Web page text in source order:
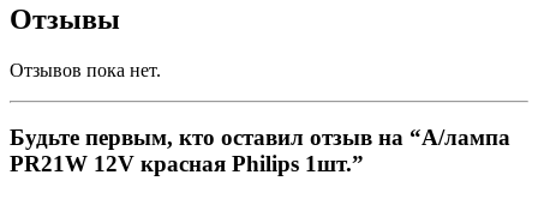
Отзывы
Отзывов пока нет.
Будьте первым, кто оставил отзыв на “А/лампа
PR21W 12V красная Philips 1шт.”